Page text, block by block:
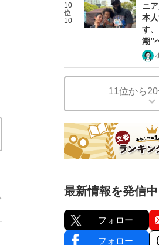
10
位
10
ニ
本
す
潮”
11位から
最新情報を発信中
フォロー
フォロー